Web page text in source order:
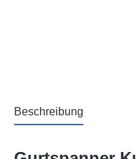
Beschreibung